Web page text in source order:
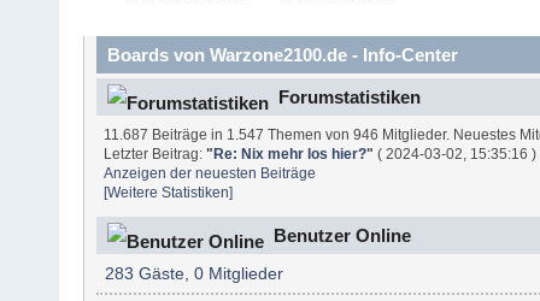
Boards von Warzone2100.de - Info-Center
Forumstatistiken
11.687 Beiträge in 1.547 Themen von 946 Mitglieder. Neuestes
Letzter Beitrag:"Re: Nix mehr los hier?" ( 2024-03-02, 15:35:16 )
Anzeigen der neuesten Beiträge
[Weitere Statistiken]
Benutzer Online
283 Gäste, 0 Mitglieder